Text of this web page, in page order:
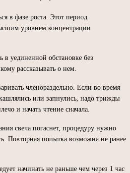
в фазе роста. Этот период
уровнем концентрации
в уединенной обстановке без
рассказывать о нем.
членораздельно. Если во время
или запнулись, надо трижды
и начать чтение сначала.
свеча погаснет, процедуру нужно
Повторная попытка возможна не ранее
начинать не раньше чем через 1 час